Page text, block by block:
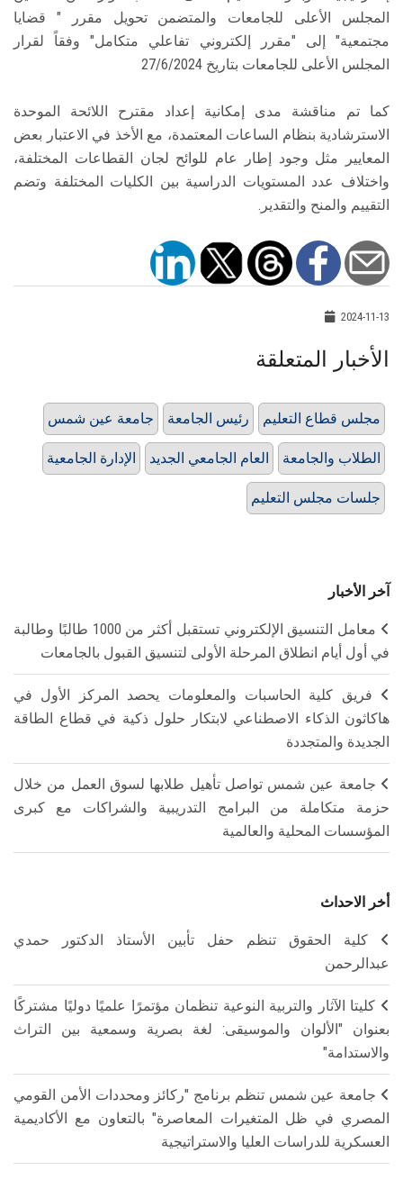
المجلس الأعلى للجامعات والمتضمن تحويل مقرر " قضايا
مجتمعية" إلى "مقرر إلكتروني تفاعلي متكامل" وفقاً لقرار
المجلس الأعلى للجامعات بتاريخ 27/6/2024
كما تم مناقشة مدى إمكانية إعداد مقترح اللائحة الموحدة
الاسترشادية بنظام الساعات المعتمدة، مع الأخذ في الاعتبار بعض
المعايير مثل وجود إطار عام للوائح لجان القطاعات المختلفة،
واختلاف عدد المستويات الدراسية بين الكليات المختلفة وتضم
التقييم والمنح والتقدير.
2024-11-13
الأخبار المتعلقة
جامعة عين شمس رئيس الجامعة مجلس قطاع التعليم
الإدارة الجامعية العام الجامعي الجديد الطلاب والجامعة
جلسات مجلس التعليم
آخر الأخبار
معامل التنسيق الإلكتروني تستقبل أكثر من 1000 طالبًا وطالبة
في أول أيام انطلاق المرحلة الأولى لتنسيق القبول بالجامعات
فريق كلية الحاسبات والمعلومات يحصد المركز الأول في
هاكاثون الذكاء الاصطناعي لابتكار حلول ذكية في قطاع الطاقة
الجديدة والمتجددة
جامعة عين شمس تواصل تأهيل طلابها لسوق العمل من خلال
حزمة متكاملة من البرامج التدريبية والشراكات مع كبرى
المؤسسات المحلية والعالمية
أخر الاحداث
كلية الحقوق تنظم حفل تأبين الأستاذ الدكتور حمدي
عبدالرحمن
كليتا الآثار والتربية النوعية تنظمان مؤتمرًا علميًا دوليًا مشتركًا
بعنوان "الألوان والموسيقى: لغة بصرية وسمعية بين التراث
والاستدامة"
جامعة عين شمس تنظم برنامج "ركائز ومحددات الأمن القومي
المصري في ظل المتغيرات المعاصرة" بالتعاون مع الأكاديمية
العسكرية للدراسات العليا والاستراتيجية